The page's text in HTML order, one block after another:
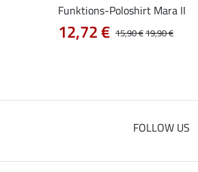
Funktions-Poloshirt Mara II
15,90 €19,90 €
12,72 €
FOLLOW US